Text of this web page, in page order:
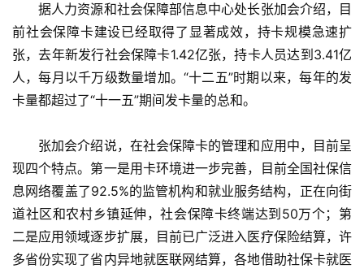
据人力资源和社会保障部信息中心处长张加会介绍，目
前社会保障卡建设已经取得了显著成效，持卡规模急速扩
张，去年新发行社会保障卡1.42亿张，持卡人员达到3.41亿
人，每月以千万级数量增加。“十二五”时期以来，每年的发
卡量都超过了“十一五”期间发卡量的总和。
张加会介绍说，在社会保障卡的管理和应用中，目前呈
现四个特点。第一是用卡环境进一步完善，目前全国社保信
息网络覆盖了92.5%的监管机构和就业服务结构，正在向街
道社区和农村乡镇延伸，社会保障卡终端达到50万个；第
二是应用领域逐步扩展，目前已广泛进入医疗保险结算，许
多省份实现了省内异地就医联网结算，各地借助社保卡就医